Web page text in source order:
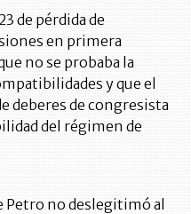
de pérdida de
en primera
no se probaba la
y que el
deberes de congresista
del régimen de
no deslegitimó al